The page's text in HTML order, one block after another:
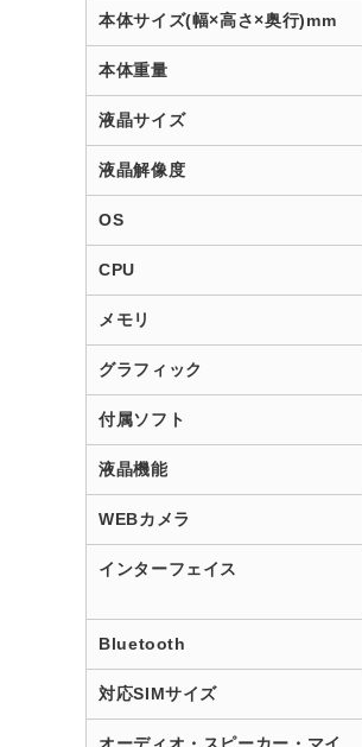
本体サイズ(幅×高さ×奥行)mm
本体重量
液晶サイズ
液晶解像度
OS
CPU
メモリ
グラフィック
付属ソフト
液晶機能
WEBカメラ
インターフェイス
Bluetooth
対応SIMサイズ